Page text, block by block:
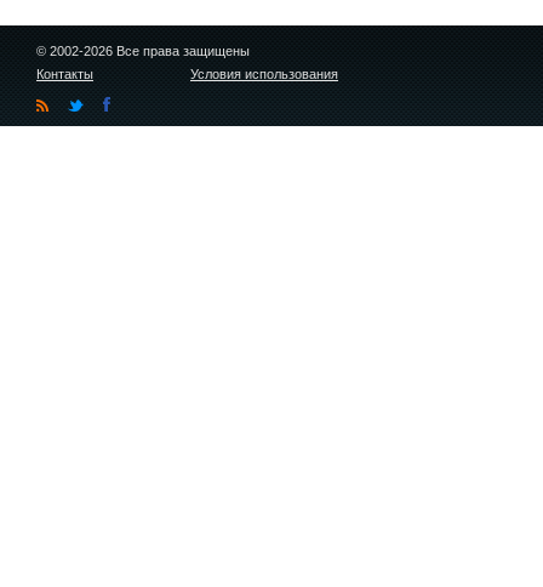
© 2002-2026 Все права защищены
Контакты
Условия использования